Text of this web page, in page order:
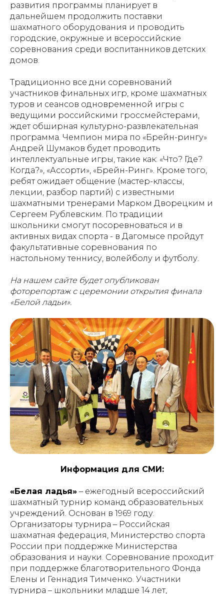
развития программы планирует в
дальнейшем продолжить поставки
шахматного оборудования и проводить
городские, окружные и всероссийские
соревнования среди воспитанников детских
домов.
Традиционно все дни соревнований
участников финальных игр, кроме шахматных
туров и сеансов одновременной игры с
ведущими российскими гроссмейстерами,
ждет обширная культурно-развлекательная
программа. Чемпион мира по «Брейн-рингу»
Андрей Шумаков будет проводить
интеллектуальные игры, такие как: «Что? Где?
Когда?», «Ассорти», «Брейн-Ринг». Кроме того,
ребят ожидает общение (мастер-классы,
лекции, разбор партий) с известными
шахматными тренерами Марком Дворецким и
Сергеем Рублевским. По традиции
школьники смогут посоревноваться и в
активных видах спорта - в Дагомысе пройдут
факультативные соревнования по
настольному теннису, волейболу и футболу.
На нашем сайте будет опубликован
фоторепортаж с церемонии открытия финала
«Белой ладьи».
Информация для СМИ:
«Белая ладья» – ежегодный всероссийский
шахматный турнир команд образовательных
учреждений. Основан в 1969 году.
Организаторы турнира – Российская
шахматная федерация, Министерство спорта
России при поддержке Министерства
образования и науки. Соревнование проходит
при поддержке благотворительного Фонда
Елены и Геннадия Тимченко. Участники
турнира – школьники младше 14 лет,